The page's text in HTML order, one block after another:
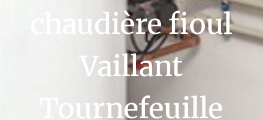
chaudière fioul
Vaillant
Tournefeuille